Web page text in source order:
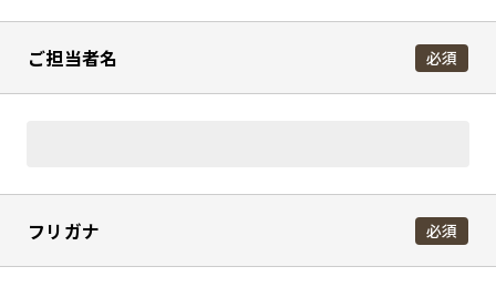
ご担当者名 必須
フリガナ 必須